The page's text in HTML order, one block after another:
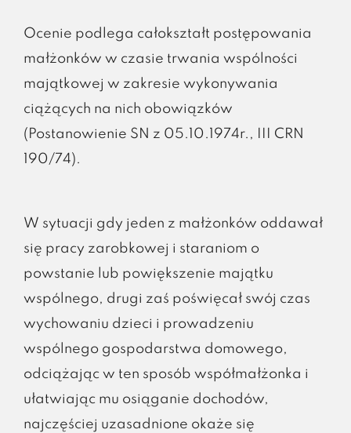
Ocenie podlega całokształt postępowania
małżonków w czasie trwania wspólności
majątkowej w zakresie wykonywania
ciążących na nich obowiązków
(Postanowienie SN z 05.10.1974r., III CRN
190/74).
W sytuacji gdy jeden z małżonków oddawał
się pracy zarobkowej i staraniom o
powstanie lub powiększenie majątku
wspólnego, drugi zaś poświęcał swój czas
wychowaniu dzieci i prowadzeniu
wspólnego gospodarstwa domowego,
odciążając w ten sposób współmałżonka i
ułatwiając mu osiąganie dochodów,
najczęściej uzasadnione okaże się